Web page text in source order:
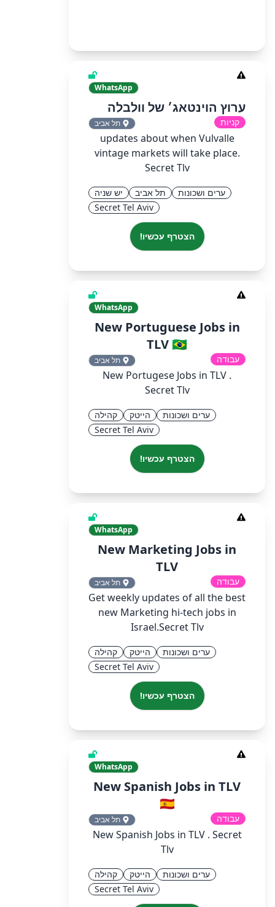
WhatsApp
ערוץ הוינטאג׳ של וולבלה
קניות תל אביב
updates about when Vulvalle
vintage markets will take place.
Secret Tlv
ערים ושכונות תל אביב
יש שניה
Secret Tel Aviv
הצטרף עכשיו!
WhatsApp
New Portuguese Jobs in
TLV 🇧🇷
עבודה תל אביב
New Portugese Jobs in TLV .
Secret Tlv
ערים ושכונות הייטק
קהילה
Secret Tel Aviv
הצטרף עכשיו!
WhatsApp
New Marketing Jobs in
TLV
עבודה תל אביב
Get weekly updates of all the best
new Marketing hi-tech jobs in
Israel.Secret Tlv
ערים ושכונות הייטק
קהילה
Secret Tel Aviv
הצטרף עכשיו!
WhatsApp
New Spanish Jobs in TLV
🇪🇸
עבודה תל אביב
New Spanish Jobs in TLV . Secret
Tlv
ערים ושכונות הייטק
קהילה
Secret Tel Aviv